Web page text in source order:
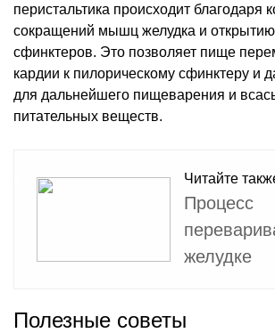
перистальтика происходит благодаря
сокращений мышц желудка и
сфинктеров. Это позволяет пище
кардии к пилорическому сфинктеру и
для дальнейшего пищеварения и
питательных веществ.
Читайте
Процесс
желудке
Полезные советы